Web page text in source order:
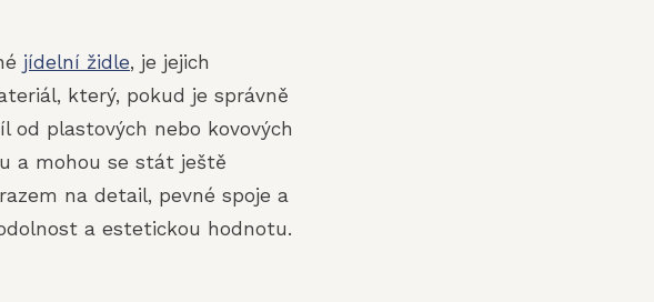
jídelní židle, je jejich
který, pokud je správně
od plastových nebo kovových
a mohou se stát ještě
na detail, pevné spoje a
a estetickou hodnotu.